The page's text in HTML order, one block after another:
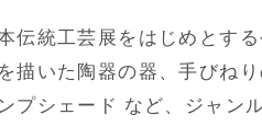
伝統工芸展をはじめとす
描いた陶器の器、手びね
プシェード など、ジャン